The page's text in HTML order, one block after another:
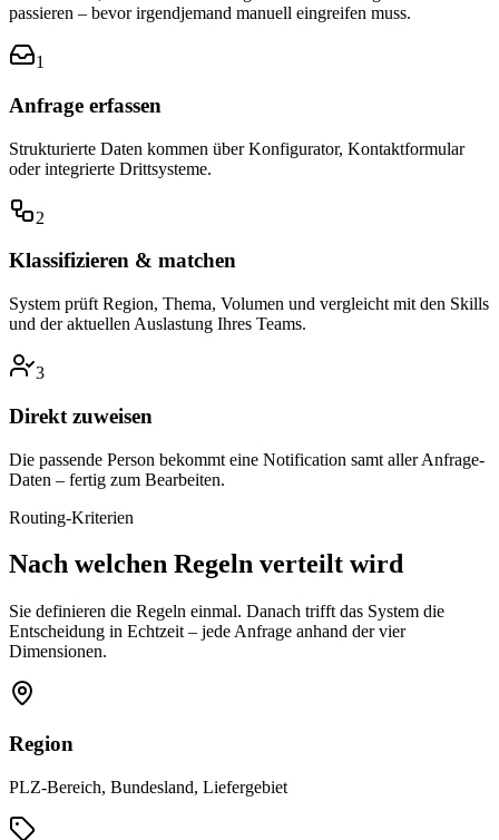
passieren – bevor irgendjemand manuell eingreifen muss.
1
Anfrage erfassen
Strukturierte Daten kommen über Konfigurator, Kontaktformular
oder integrierte Drittsysteme.
2
Klassifizieren & matchen
System prüft Region, Thema, Volumen und vergleicht mit den Skills
und der aktuellen Auslastung Ihres Teams.
3
Direkt zuweisen
Die passende Person bekommt eine Notification samt aller Anfrage-
Daten – fertig zum Bearbeiten.
Routing-Kriterien
Nach welchen Regeln verteilt wird
Sie definieren die Regeln einmal. Danach trifft das System die
Entscheidung in Echtzeit – jede Anfrage anhand der vier
Dimensionen.
Region
PLZ-Bereich, Bundesland, Liefergebiet